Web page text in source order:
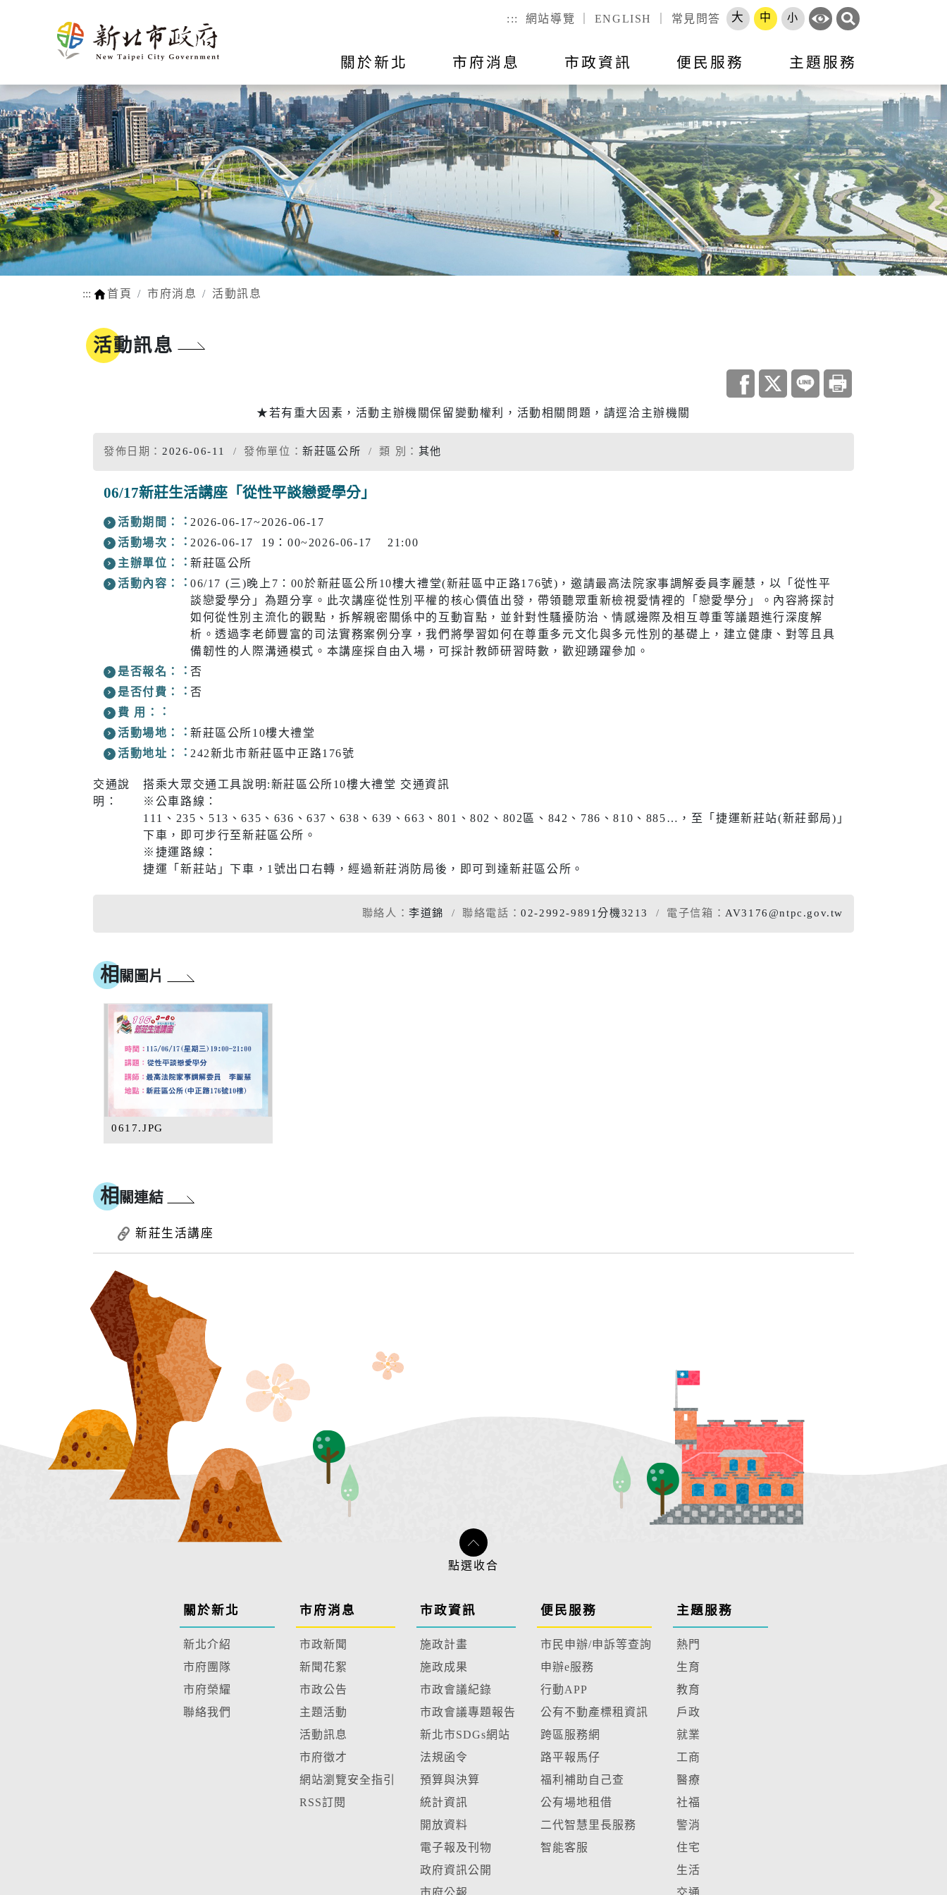
::: 網站導覽 ENGLISH 常見問答 大 中 小
關於新北
新北介
紹
地理氣候
人口概況
交通概述
文化
姊妹市及
友好城市
新北市標
誌
市府團
隊
市府組織
市政府
各機關
區公所
市府榮
耀
聯絡我
們
市府消息
市政新聞 新聞花絮 市政公告 主題活動 活動訊息
市府徵才 網站瀏覽安全指引 RSS訂閱
市政資訊
施政計畫 施政成果 出國報告 市政會議紀錄 市政會議專題報告
新北市SDGs網站 法規函令 預算與決算
總預算
總決算
統計資訊
議員所提地方建設建議
對民間團體補（捐）助
民生統計速報
衛生檢測
開放資料
電子報及刊物 政府資訊公開
便民服務
市民申辦/申訴等查
詢
申辦e服務 行動APP 公有不動產標租資訊 跨區服務網
路平報馬仔 福利補助自己查 公有場地租借 二代智慧里長服務 智能客服
主題服務
熱門
動物認養
公設認養
網站連結
行動APP
常見問答
參與式預算
生育
孕前保健
生育獎勵
身心障礙者懷孕手冊
醫療保健
育兒托育
學前補助
教育
幼兒
國小
國高中
特殊教育
戶政
戶籍登記申辦須知
服務時間
戶政規費收費標準
戶籍罰鍰處罰金額基準
表
異地申辦項目
就業
就業資訊
勞工大學
市府徵才
職訓補給站
原住民人力資源網
工商
工商投資簡介
工商服務
促參招商網
醫療
疾病管制
慢性疾病防治組
衛生所入口網
醫療院所
醫療篩檢
社會救助
老人福利機構
脆弱家庭服務
社會福利服務中心
消防分隊
婦幼安全
防災資訊
都市更新
居住服務
生活
市場購物
新北市iMAP
氣象資訊
動物認養
樹木保護專區
交通
即時路況
公車資訊
免費新北市新巴士
新北市公共自行車
新北市酒後代駕業者資
運動地圖
河濱公園綠地
觀光旅遊
資源回收資訊網
新住民72小時華語成教
::: 首頁 市府消息 活動訊息
活動訊息
★若有重大因素，活動主辦機關保留變動權利，活動相關問題，請逕洽主辦機關
發佈日期： 2026-06-11 發佈單位：新莊區公所 類 別： 其他
06/17新莊生活講座「從性平談戀愛學分」
活動期間：
2026-06-17~2026-06-17
活動場次：
2026-06-17 19：00~2026-06-17 21:00
主辦單位：
新莊區公所
活動內容：
06/17 (三)晚上7：00於新莊區公所10樓大禮堂(新莊區中正路176號)，邀請最高法院家事調解委員李麗慧，以「從性平
談戀愛學分」為題分享。此次講座從性別平權的核心價值出發，帶領聽眾重新檢視愛情裡的「戀愛學分」。內容將探討
如何從性別主流化的觀點，拆解親密關係中的互動盲點，並針對性騷擾防治、情感邊際及相互尊重等議題進行深度解
析。透過李老師豐富的司法實務案例分享，我們將學習如何在尊重多元文化與多元性別的基礎上，建立健康、對等且具
備韌性的人際溝通模式。本講座採自由入場，可採計教師研習時數，歡迎踴躍參加。
是否報名：
否
是否付費：
否
費 用：
活動場地：
新莊區公所10樓大禮堂
活動地址：
242新北市新莊區中正路176號
交通說
明：
搭乘大眾交通工具說明:新莊區公所10樓大禮堂 交通資訊
※公車路線：
111、235、513、635、636、637、638、639、663、801、802、802區、842、786、810、885…，至「捷運新莊站(新莊郵局)」
下車，即可步行至新莊區公所。
※捷運路線：
捷運「新莊站」下車，1號出口右轉，經過新莊消防局後，即可到達新莊區公所。
聯絡人：李道錦 聯絡電話：02-2992-9891分機3213 電子信箱： AV3176@ntpc.gov.tw
相 關圖片
0617.JPG
相 關連結
新莊生活講座
關於新北
新北介紹
市府團隊
市府榮耀
聯絡我們
市府消息
市政新聞
新聞花絮
市政公告
主題活動
活動訊息
市府徵才
網站瀏覽安全指引
RSS訂閱
市政資訊
施政計畫
施政成果
市政會議紀錄
市政會議專題報告
新北市SDGs網站
法規函令
預算與決算
統計資訊
開放資料
電子報及刊物
政府資訊公開
市府公報
便民服務
市民申辦/申訴等查詢
申辦e服務
行動APP
公有不動產標租資訊
跨區服務網
路平報馬仔
福利補助自己查
公有場地租借
二代智慧里長服務
智能客服
主題服務
熱門
生育
教育
戶政
就業
工商
醫療
社福
警消
住宅
生活
交通